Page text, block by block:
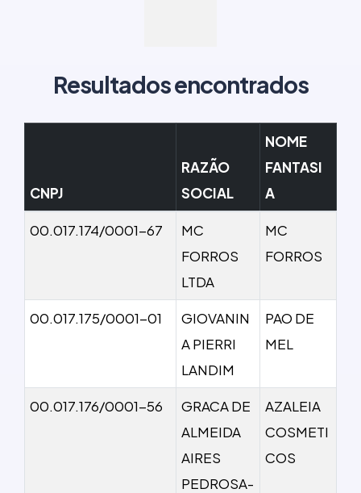
Resultados encontrados
CNPJ
RAZÃO
SOCIAL
NOME
FANTASI
A
00.017.174/0001-67
MC
FORROS
LTDA
MC
FORROS
00.017.175/0001-01
GIOVANIN
A PIERRI
LANDIM
PAO DE
MEL
00.017.176/0001-56
GRACA DE
ALMEIDA
AIRES
PEDROSA-
AZALEIA
COSMETI
COS